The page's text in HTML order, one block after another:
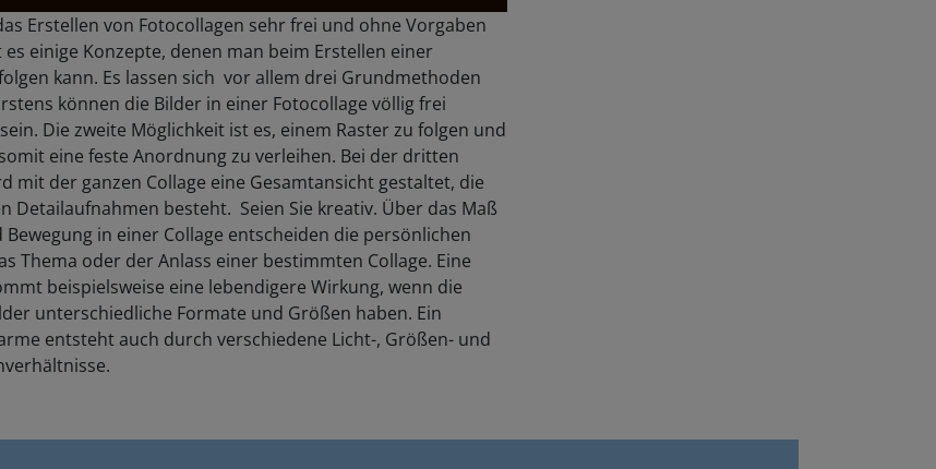
Erstellen von Fotocollagen sehr frei und ohne Vorgaben
einige Konzepte, denen man beim Erstellen einer
kann. Es lassen sich vor allem drei Grundmethoden
können die Bilder in einer Fotocollage völlig frei
Die zweite Möglichkeit ist es, einem Raster zu folgen und
eine feste Anordnung zu verleihen. Bei der dritten
mit der ganzen Collage eine Gesamtansicht gestaltet, die
Detailaufnahmen besteht. Seien Sie kreativ. Über das Maß
Bewegung in einer Collage entscheiden die persönlichen
Thema oder der Anlass einer bestimmten Collage. Eine
beispielsweise eine lebendigere Wirkung, wenn die
unterschiedliche Formate und Größen haben. Ein
entsteht auch durch verschiedene Licht-, Größen- und